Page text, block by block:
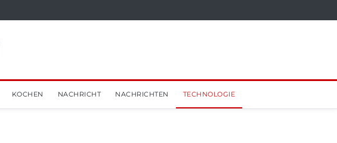
KOCHEN NACHRICHT NACHRICHTEN TECHNOLOGIE